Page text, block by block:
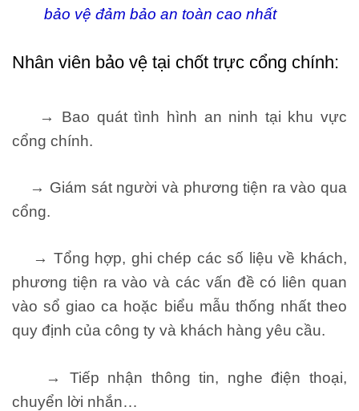
bảo vệ đảm bảo an toàn cao nhất
Nhân viên bảo vệ tại chốt trực cổng chính:
→ Bao quát tình hình an ninh tại khu vực
cổng chính.
→ Giám sát người và phương tiện ra vào qua
cổng.
→ Tổng hợp, ghi chép các số liệu về khách,
phương tiện ra vào và các vấn đề có liên quan
vào sổ giao ca hoặc biểu mẫu thống nhất theo
quy định của công ty và khách hàng yêu cầu.
→ Tiếp nhận thông tin, nghe điện thoại,
chuyển lời nhắn…